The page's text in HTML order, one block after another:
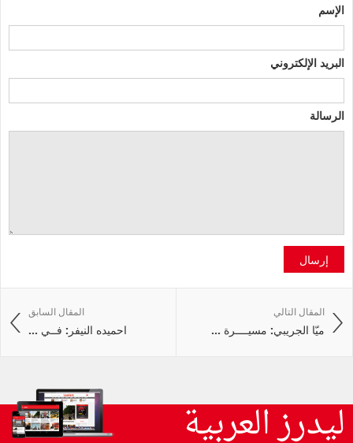
الإسم
البريد الإلكتروني
الرسالة
إرسال
المقال السابق
احميده النيفر: فــي ...
المقال التالي
ميّا الجريبي: مسيــــرة ...
ليدرز العربية